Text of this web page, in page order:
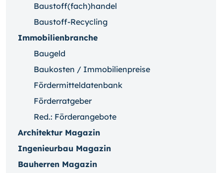
Baustoff(fach)handel
Baustoff-Recycling
Immobilienbranche
Baugeld
Baukosten / Immobilienpreise
Fördermitteldatenbank
Förderratgeber
Red.: Förderangebote
Architektur Magazin
Ingenieurbau Magazin
Bauherren Magazin